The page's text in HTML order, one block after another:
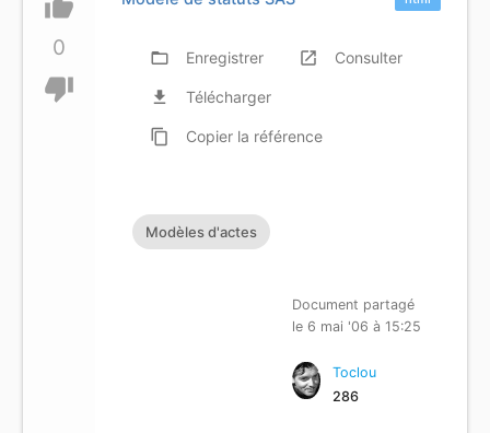
thumb_up
0
thumb_down
folder_open Enregistrer launch Consulter
file_download Télécharger
content_copy Copier la référence
Modèles d'actes
Document partagé
le 6 mai '06 à 15:25
Toclou
286